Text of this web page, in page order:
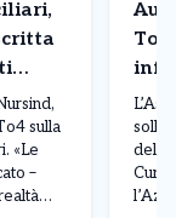
sulla
«Le
–
delle
Cure